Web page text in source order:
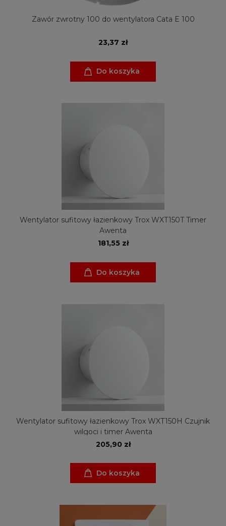
Zawór zwrotny 100 do wentylatora Cata E 100
23,37 zł
Do koszyka
Wentylator sufitowy łazienkowy Trox WXT150T Timer
Awenta
181,55 zł
Do koszyka
Wentylator sufitowy łazienkowy Trox WXT150H Czujnik
wilgoci i timer Awenta
205,90 zł
Do koszyka